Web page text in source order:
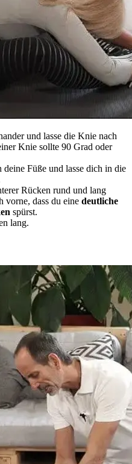
und lasse die Knie nach
Knie sollte 90 Grad oder
Füße und lasse dich in die
Rücken rund und lang
vorne, dass du eine deutliche
spürst.
lang.